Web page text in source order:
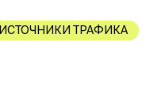
ИСТОЧНИКИ ТРАФИКА